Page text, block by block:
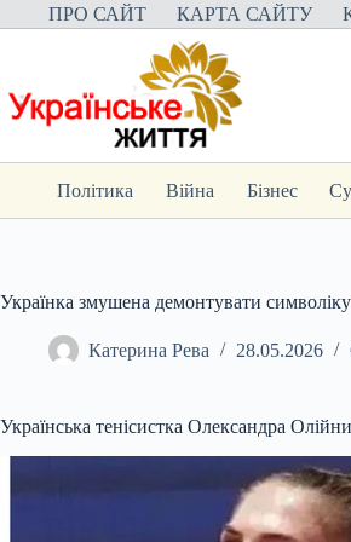
Перейти
до
ПРО САЙТ КАРТА САЙТУ
Політика Війна Бізнес
Українка змушена демонтувати
Катерина Рева 28.05.2026
Українська тенісистка Олександра